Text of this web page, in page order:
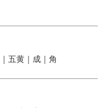
｜五黄｜成｜角